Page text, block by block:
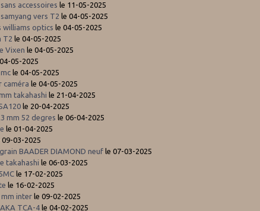
accessoires le 11-05-2025
vers T2 le 04-05-2025
williams optics le 04-05-2025
T2 le 04-05-2025
Vixen le 04-05-2025
05-2025
le 04-05-2025
caméra le 04-05-2025
takahashi le 21-04-2025
le 20-04-2025
mm 52 degres le 06-04-2025
le 01-04-2025
09-03-2025
BAADER DIAMOND neuf le 07-03-2025
takahashi le 06-03-2025
le 17-02-2025
le 16-02-2025
mm inter le 09-02-2025
TCA-4 le 04-02-2025